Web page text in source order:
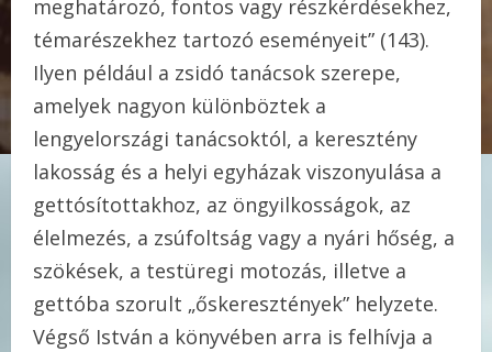
meghatározó, fontos vagy részkérdésekhez,
témarészekhez tartozó eseményeit” (143).
Ilyen például a zsidó tanácsok szerepe,
amelyek nagyon különböztek a
lengyelországi tanácsoktól, a keresztény
lakosság és a helyi egyházak viszonyulása a
gettósítottakhoz, az öngyilkosságok, az
élelmezés, a zsúfoltság vagy a nyári hőség, a
szökések, a testüregi motozás, illetve a
gettóba szorult „őskeresztények” helyzete.
Végső István a könyvében arra is felhívja a